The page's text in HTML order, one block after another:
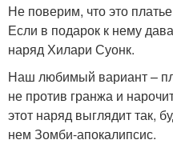
Не поверим, что это
Если в подарок к нему
наряд Хилари Суонк.
Наш любимый вариант –
не против гранжа и
этот наряд выглядит так,
нем Зомби-апокалипсис.